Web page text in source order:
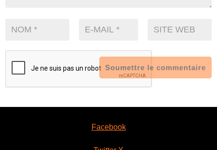
Soumettre le commentaire
Facebook